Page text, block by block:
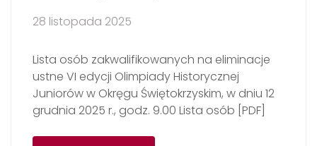
28 listopada 2025
Lista osób zakwalifikowanych na eliminacje
ustne VI edycji Olimpiady Historycznej
Juniorów w Okręgu Świętokrzyskim, w dniu 12
grudnia 2025 r., godz. 9.00 Lista osób [PDF]